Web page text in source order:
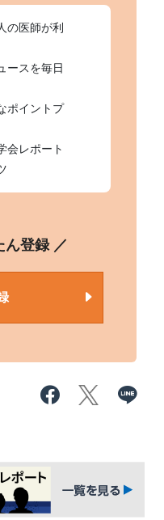
の医師が利
ースを毎日
ポイントプ
会レポート
ん登録 ／